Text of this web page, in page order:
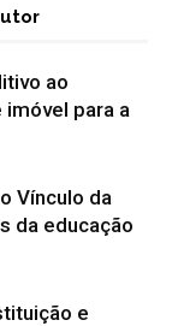
ao
para a
Vínculo da
da educação
e